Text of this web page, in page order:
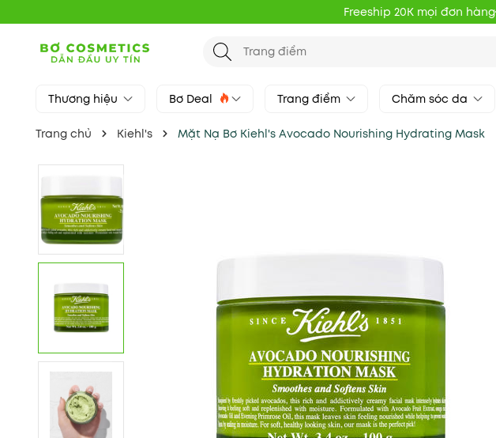
Freeship 20K mọi đơn hàng
Thương hiệu Bơ Deal Trang điểm Chăm sóc da
Trang chủ Kiehl's Mặt Nạ Bơ Kiehl's Avocado Nourishing Hydrating Mask